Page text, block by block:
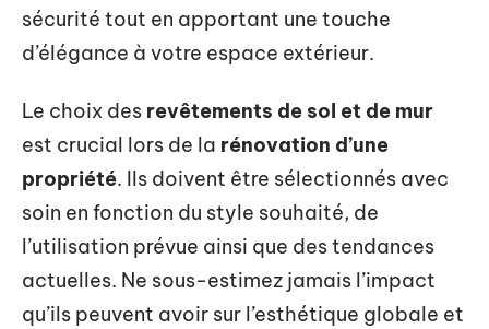
sécurité tout en apportant une touche
d’élégance à votre espace extérieur.
Le choix des revêtements de sol et de mur
est crucial lors de la rénovation d’une
propriété. Ils doivent être sélectionnés avec
soin en fonction du style souhaité, de
l’utilisation prévue ainsi que des tendances
actuelles. Ne sous-estimez jamais l’impact
qu’ils peuvent avoir sur l’esthétique globale et